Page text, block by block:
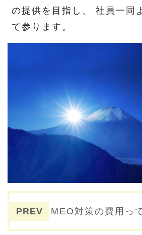
の提供を目指し、 社員一同
て参ります。
投稿ナビゲーシ
MEO対策の費用っ